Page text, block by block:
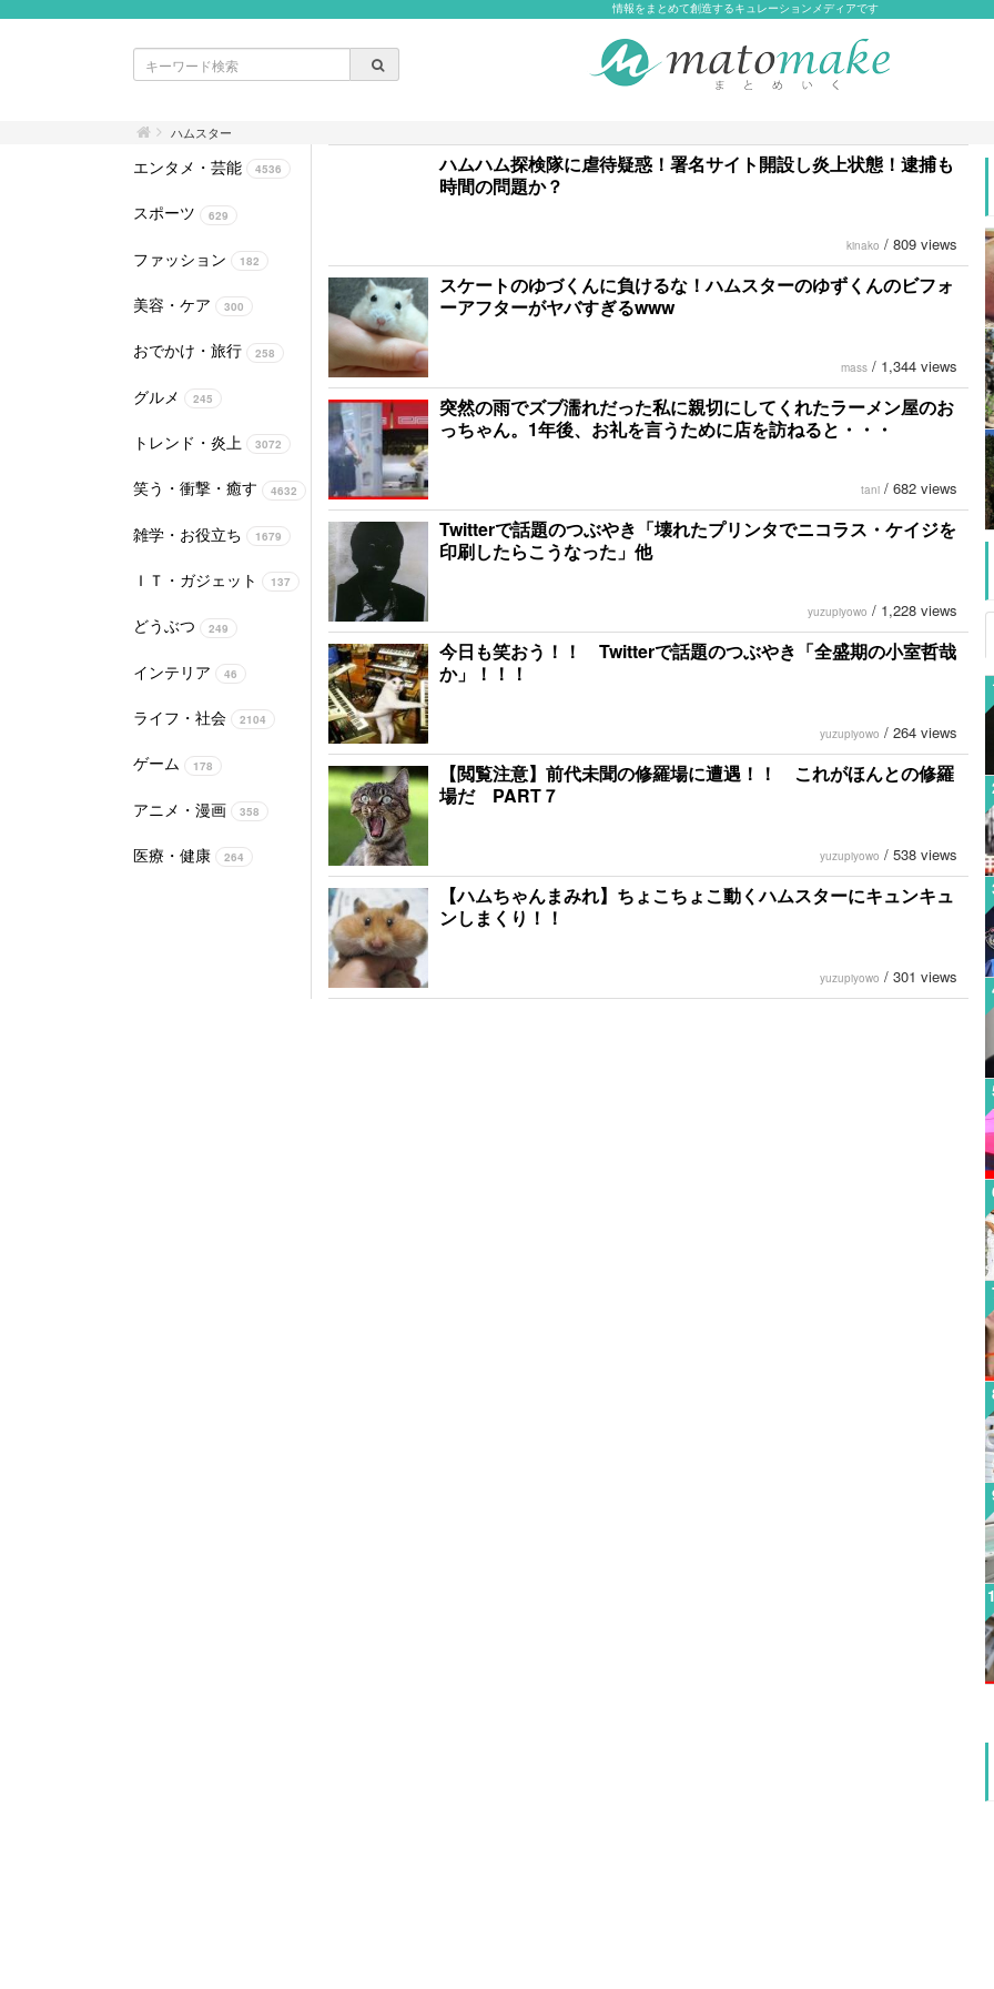
情報をまとめて創造するキュレーションメディアです
ハムスター
エンタメ・芸能 4536
スポーツ 629
ファッション 182
美容・ケア 300
おでかけ・旅行 258
グルメ 245
トレンド・炎上 3072
笑う・衝撃・癒す 4632
雑学・お役立ち 1679
ＩＴ・ガジェット 137
どうぶつ 249
インテリア 46
ライフ・社会 2104
ゲーム 178
アニメ・漫画 358
医療・健康 264
ハムハム探検隊に虐待疑惑！署名サイト開設し炎上状態！逮捕も
時間の問題か？
kinako / 809 views
スケートのゆづくんに負けるな！ハムスターのゆずくんのビフォ
ーアフターがヤバすぎるwww
mass / 1,344 views
突然の雨でズブ濡れだった私に親切にしてくれたラーメン屋のお
っちゃん。1年後、お礼を言うために店を訪ねると・・・
tani / 682 views
Twitterで話題のつぶやき「壊れたプリンタでニコラス・ケイジを
印刷したらこうなった」他
yuzupiyowo / 1,228 views
今日も笑おう！！ Twitterで話題のつぶやき「全盛期の小室哲哉
か」！！！
yuzupiyowo / 264 views
【閲覧注意】前代未聞の修羅場に遭遇！！ これがほんとの修羅
場だ PART７
yuzupiyowo / 538 views
【ハムちゃんまみれ】ちょこちょこ動くハムスターにキュンキュ
ンしまくり！！
yuzupiyowo / 301 views